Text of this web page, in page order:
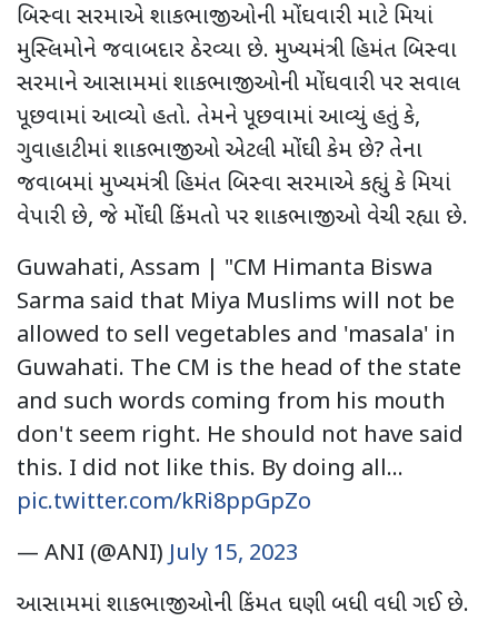
બિસ્વા સરમાએ શાકભાજીઓની મોંઘવારી માટે મિયાં
મુસ્લિમોને જવાબદાર ઠેરવ્યા છે. મુખ્યમંત્રી હિમંત બિસ્વા
સરમાને આસામમાં શાકભાજીઓની મોંઘવારી પર સવાલ
પૂછવામાં આવ્યો હતો. તેમને પૂછવામાં આવ્યું હતું કે,
ગુવાહાટીમાં શાકભાજીઓ એટલી મોંઘી કેમ છે? તેના
જવાબમાં મુખ્યમંત્રી હિમંત બિસ્વા સરમાએ કહ્યું કે મિયાં
વેપારી છે, જે મોંઘી કિંમતો પર શાકભાજીઓ વેચી રહ્યા છે.
Guwahati, Assam | "CM Himanta Biswa
Sarma said that Miya Muslims will not be
allowed to sell vegetables and 'masala' in
Guwahati. The CM is the head of the state
and such words coming from his mouth
don't seem right. He should not have said
this. I did not like this. By doing all…
pic.twitter.com/kRi8ppGpZo
— ANI (@ANI) July 15, 2023
આસામમાં શાકભાજીઓની કિંમત ઘણી બધી વધી ગઈ છે.